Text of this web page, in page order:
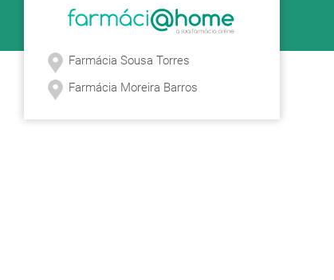
Farmácia Sousa Torres
Farmácia Moreira Barros